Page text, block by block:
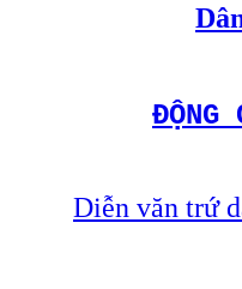
ĐỘNG
Diễn văn trứ